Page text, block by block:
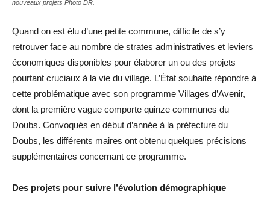
nouveaux projets Photo DR.
Quand on est élu d’une petite commune, difficile de s’y
retrouver face au nombre de strates administratives et leviers
économiques disponibles pour élaborer un ou des projets
pourtant cruciaux à la vie du village. L’État souhaite répondre à
cette problématique avec son programme Villages d’Avenir,
dont la première vague comporte quinze communes du
Doubs. Convoqués en début d’année à la préfecture du
Doubs, les différents maires ont obtenu quelques précisions
supplémentaires concernant ce programme.
Des projets pour suivre l’évolution démographique